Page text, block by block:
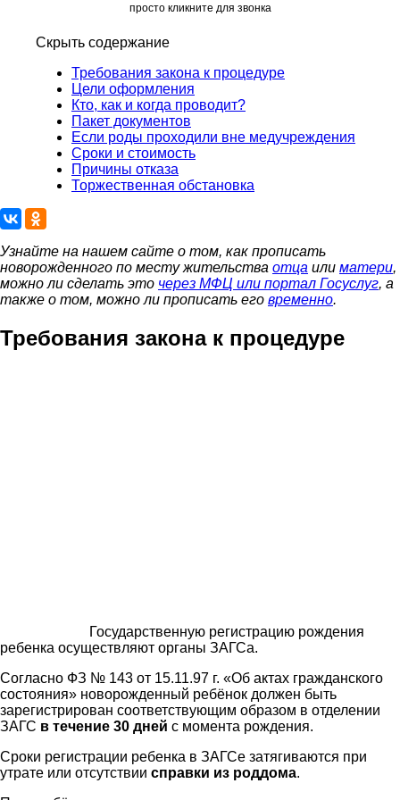
просто кликните для звонка
Скрыть содержание
Требования закона к процедуре
Цели оформления
Кто, как и когда проводит?
Пакет документов
Если роды проходили вне медучреждения
Сроки и стоимость
Причины отказа
Торжественная обстановка
Узнайте на нашем сайте о том, как прописать
новорожденного по месту жительства отца или матери,
можно ли сделать это через МФЦ или портал Госуслуг, а
также о том, можно ли прописать его временно.
Требования закона к процедуре
Государственную регистрацию рождения
ребенка осуществляют органы ЗАГСа.
Согласно ФЗ № 143 от 15.11.97 г. «Об актах гражданского
состояния» новорожденный ребёнок должен быть
зарегистрирован соответствующим образом в отделении
ЗАГС в течение 30 дней с момента рождения.
Сроки регистрации ребенка в ЗАГСе затягиваются при
утрате или отсутствии справки из роддома.